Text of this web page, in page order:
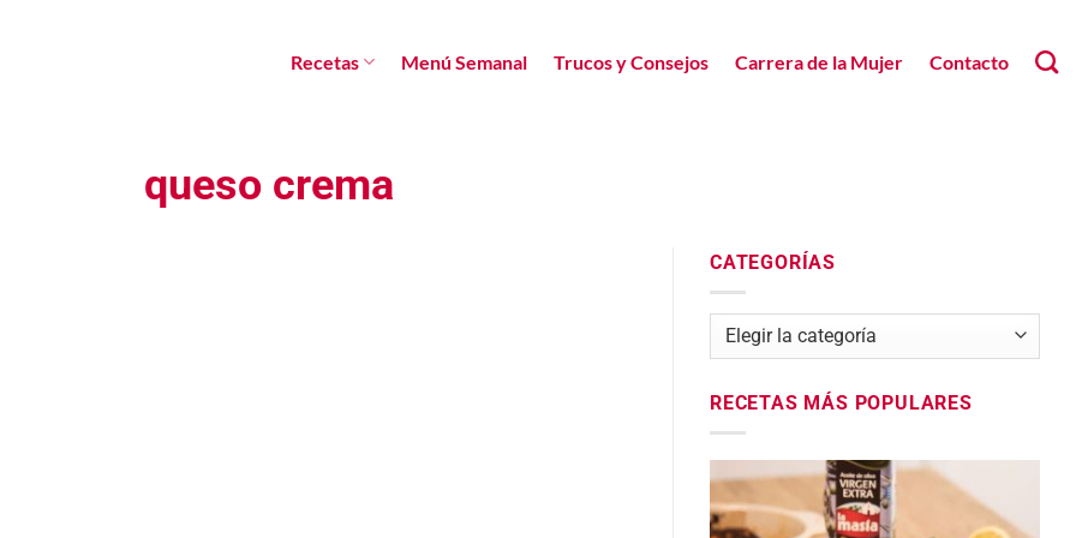
Recetas Menú Semanal Trucos y Consejos Carrera de la Mujer Contacto
queso crema
CATEGORÍAS
Categorías
RECETAS MÁS POPULARES